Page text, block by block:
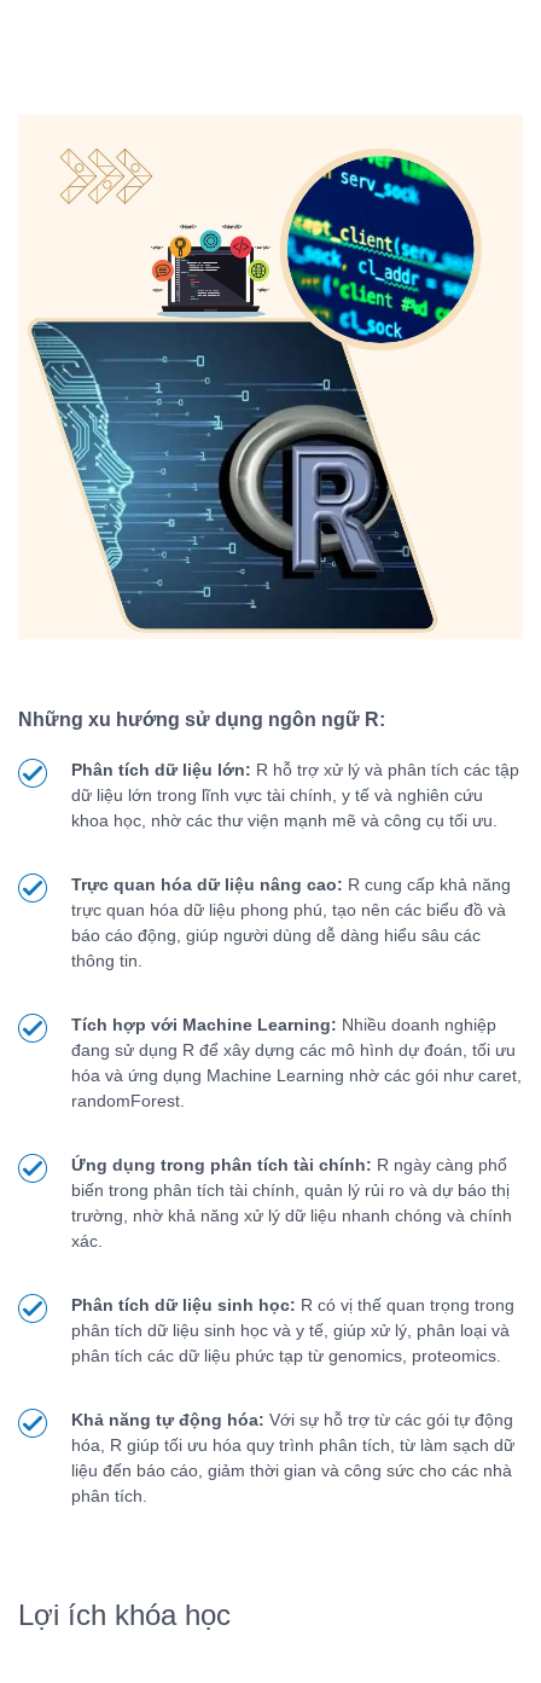
Những xu hướng sử dụng ngôn ngữ R:
Phân tích dữ liệu lớn: R hỗ trợ xử lý và phân tích các tập
dữ liệu lớn trong lĩnh vực tài chính, y tế và nghiên cứu
khoa học, nhờ các thư viện mạnh mẽ và công cụ tối ưu.
Trực quan hóa dữ liệu nâng cao: R cung cấp khả năng
trực quan hóa dữ liệu phong phú, tạo nên các biểu đồ và
báo cáo động, giúp người dùng dễ dàng hiểu sâu các
thông tin.
Tích hợp với Machine Learning: Nhiều doanh nghiệp
đang sử dụng R để xây dựng các mô hình dự đoán, tối ưu
hóa và ứng dụng Machine Learning nhờ các gói như caret,
randomForest.
Ứng dụng trong phân tích tài chính: R ngày càng phổ
biến trong phân tích tài chính, quản lý rủi ro và dự báo thị
trường, nhờ khả năng xử lý dữ liệu nhanh chóng và chính
xác.
Phân tích dữ liệu sinh học: R có vị thế quan trọng trong
phân tích dữ liệu sinh học và y tế, giúp xử lý, phân loại và
phân tích các dữ liệu phức tạp từ genomics, proteomics.
Khả năng tự động hóa: Với sự hỗ trợ từ các gói tự động
hóa, R giúp tối ưu hóa quy trình phân tích, từ làm sạch dữ
liệu đến báo cáo, giảm thời gian và công sức cho các nhà
phân tích.
Lợi ích khóa học